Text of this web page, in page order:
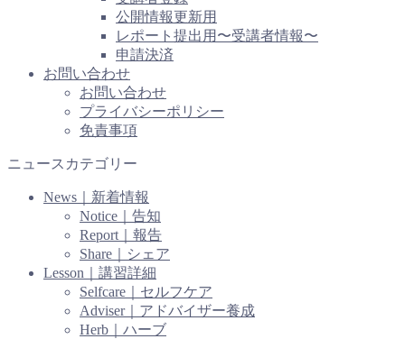
公開情報更新用
レポート提出用〜受講者情報〜
申請決済
お問い合わせ
お問い合わせ
プライバシーポリシー
免責事項
ニュースカテゴリー
News｜新着情報
Notice｜告知
Report｜報告
Share｜シェア
Lesson｜講習詳細
Selfcare｜セルフケア
Adviser｜アドバイザー養成
Herb｜ハーブ